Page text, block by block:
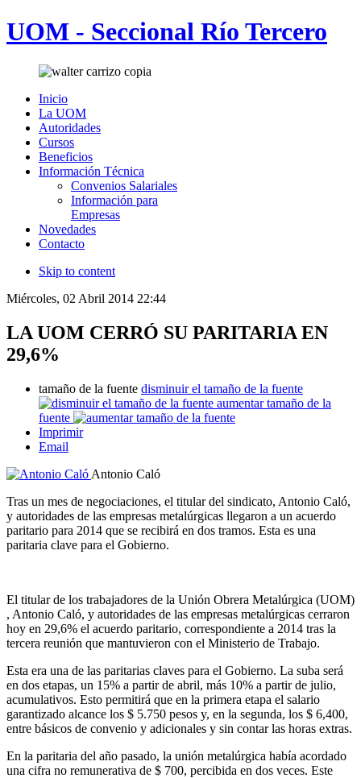
UOM - Seccional Río Tercero
Inicio
La UOM
Autoridades
Cursos
Beneficios
Información Técnica
Convenios Salariales
Información para
Empresas
Novedades
Contacto
Skip to content
Miércoles, 02 Abril 2014 22:44
LA UOM CERRÓ SU PARITARIA EN
29,6%
tamaño de la fuente disminuir el tamaño de la fuente
aumentar tamaño de la
fuente
Imprimir
Email
Antonio Caló
Tras un mes de negociaciones, el titular del sindicato, Antonio Caló,
y autoridades de las empresas metalúrgicas llegaron a un acuerdo
paritario para 2014 que se recibirá en dos tramos. Esta es una
paritaria clave para el Gobierno.
El titular de los trabajadores de la Unión Obrera Metalúrgica (UOM)
, Antonio Caló, y autoridades de las empresas metalúrgicas cerraron
hoy en 29,6% el acuerdo paritario, correspondiente a 2014 tras la
tercera reunión que mantuvieron con el Ministerio de Trabajo.
Esta era una de las paritarias claves para el Gobierno. La suba será
en dos etapas, un 15% a partir de abril, más 10% a partir de julio,
acumulativos. Esto permitirá que en la primera etapa el salario
garantizado alcance los $ 5.750 pesos y, en la segunda, los $ 6,400,
entre básicos de convenio y adicionales y sin contar las horas extras.
En la paritaria del año pasado, la unión metalúrgica había acordado
una cifra no remunerativa de $ 700, percibida en dos veces. Este